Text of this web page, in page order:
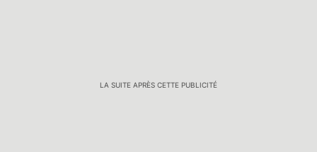
LA SUITE APRÈS CETTE PUBLICITÉ